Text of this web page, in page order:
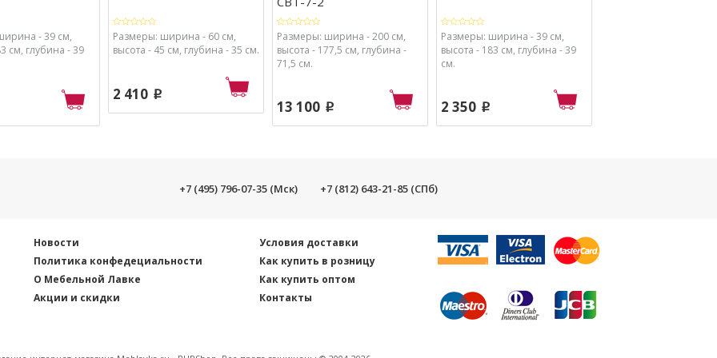
- 39 см,
см, глубина - 39
Размеры: ширина - 60 см,
высота - 45 см, глубина - 35 см.
2 410 p
Размеры: ширина - 200 см,
высота - 177,5 см, глубина -
71,5 см.
13 100 p
Размеры: ширина - 39 см,
высота - 183 см, глубина - 39
см.
2 350 p
+7 (495) 796-07-35 (Мск) +7 (812) 643-21-85 (СПб)
Новости
Политика конфедециальности
О Мебельной Лавке
Акции и скидки
Условия доставки
Как купить в розницу
Как купить оптом
Контакты